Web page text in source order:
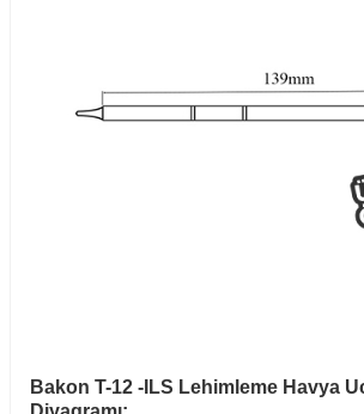
Bakon T-12 -ILS Lehimleme Havya